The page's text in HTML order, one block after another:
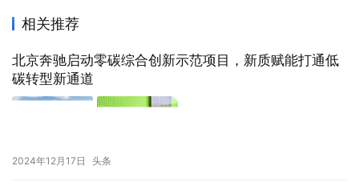
相关推荐
北京奔驰启动零碳综合创新示范项目，新质赋能打通低
碳转型新通道
2024年12月17日 头条